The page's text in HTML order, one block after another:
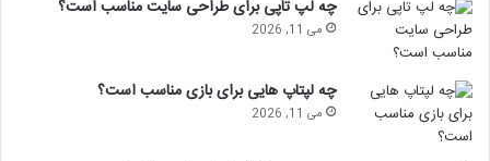
چه لپ تاپی برای طراحی سایت مناسب است؟
می 11, 2026
چه لپتاپ هایی برای بازی مناسب است؟
می 11, 2026